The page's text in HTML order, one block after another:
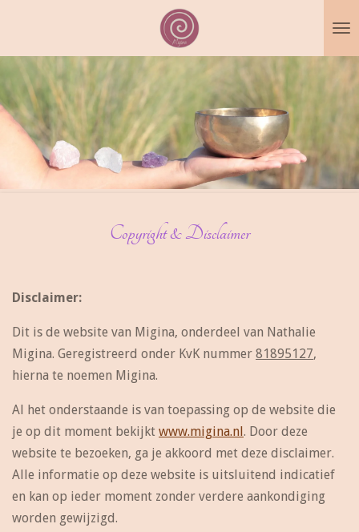
naar
hoofdinhoud
Copyright & Disclaimer
Disclaimer:
Dit is de website van Migina, onderdeel van Nathalie
Migina. Geregistreerd onder KvK nummer 81895127,
hierna te noemen Migina.
Al het onderstaande is van toepassing op de website die
je op dit moment bekijkt www.migina.nl . Door deze
website te bezoeken, ga je akkoord met deze disclaimer.
Alle informatie op deze website is uitsluitend indicatief
en kan op ieder moment zonder verdere aankondiging
worden gewijzigd.